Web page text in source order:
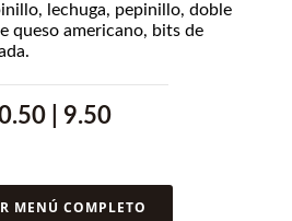
lechuga, pepinillo, doble
queso americano, bits de
| 9.50
MENÚ COMPLETO